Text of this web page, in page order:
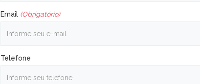
Email (Obrigatório)
Telefone